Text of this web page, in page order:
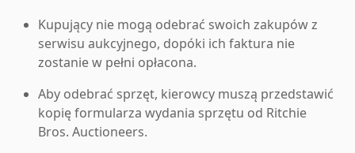
Kupujący nie mogą odebrać swoich zakupów z
serwisu aukcyjnego, dopóki ich faktura nie
zostanie w pełni opłacona.
Aby odebrać sprzęt, kierowcy muszą przedstawić
kopię formularza wydania sprzętu od Ritchie
Bros. Auctioneers.